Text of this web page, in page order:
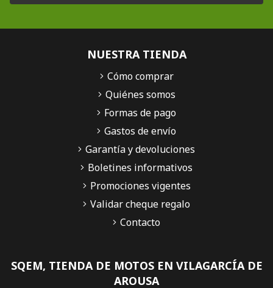
SQEM, TIENDA DE MOTOS EN VILAGARCÍA DE
AROUSA
NUESTRA TIENDA
Cómo comprar
Quiénes somos
Formas de pago
Gastos de envío
Garantía y devoluciones
Boletines informativos
Promociones vigentes
Validar cheque regalo
Contacto